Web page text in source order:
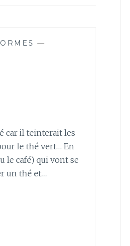
—
car il teinterait les
le thé vert… En
le café) qui vont se
un thé et…